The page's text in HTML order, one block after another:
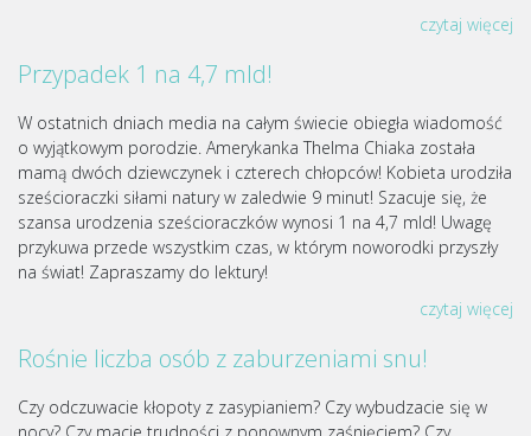
czytaj więcej
Przypadek 1 na 4,7 mld!
W ostatnich dniach media na całym świecie obiegła wiadomość
o wyjątkowym porodzie. Amerykanka Thelma Chiaka została
mamą dwóch dziewczynek i czterech chłopców! Kobieta urodziła
sześcioraczki siłami natury w zaledwie 9 minut! Szacuje się, że
szansa urodzenia sześcioraczków wynosi 1 na 4,7 mld! Uwagę
przykuwa przede wszystkim czas, w którym noworodki przyszły
na świat! Zapraszamy do lektury!
czytaj więcej
Rośnie liczba osób z zaburzeniami snu!
Czy odczuwacie kłopoty z zasypianiem? Czy wybudzacie się w